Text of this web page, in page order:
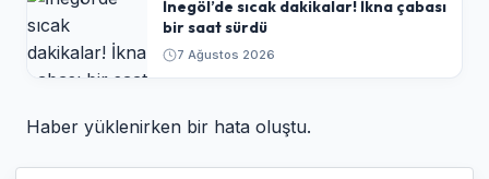
İnegöl’de sıcak dakikalar! İkna çabası
bir saat sürdü
7 Ağustos 2026
Haber yüklenirken bir hata oluştu.